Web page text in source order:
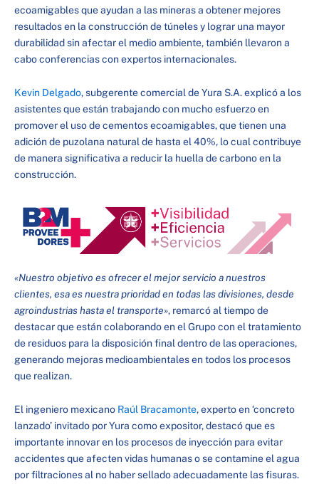
ecoamigables que ayudan a las mineras a obtener mejores
resultados en la construcción de túneles y lograr una mayor
durabilidad sin afectar el medio ambiente, también llevaron a
cabo conferencias con expertos internacionales.
Kevin Delgado, subgerente comercial de Yura S.A. explicó a los
asistentes que están trabajando con mucho esfuerzo en
promover el uso de cementos ecoamigables, que tienen una
adición de puzolana natural de hasta el 40%, lo cual contribuye
de manera significativa a reducir la huella de carbono en la
construcción.
«Nuestro objetivo es ofrecer el mejor servicio a nuestros
clientes, esa es nuestra prioridad en todas las divisiones, desde
agroindustrias hasta el transporte», remarcó al tiempo de
destacar que están colaborando en el Grupo con el tratamiento
de residuos para la disposición final dentro de las operaciones,
generando mejoras medioambientales en todos los procesos
que realizan.
El ingeniero mexicano Raúl Bracamonte, experto en ‘concreto
lanzado’ invitado por Yura como expositor, destacó que es
importante innovar en los procesos de inyección para evitar
accidentes que afecten vidas humanas o se contamine el agua
por filtraciones al no haber sellado adecuadamente las fisuras.